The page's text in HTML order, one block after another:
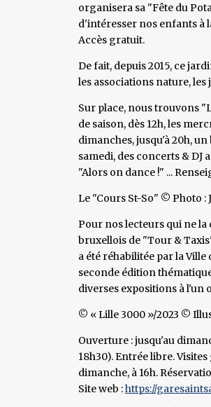
organisera sa "Fête du
d'intéresser nos enfants à
Accès gratuit.
De fait, depuis 2015, ce
les associations nature,
Sur place, nous trouvons
de saison, dès 12h, les
dimanches, jusqu'à 20h,
samedi, des concerts & DJ
"Alors on dance !" ...
Le "Cours St-So" © Photo :
Pour nos lecteurs qui ne la
bruxellois de "Tour &
a été réhabilitée par la Ville
seconde édition
diverses expositions à l'un
© « Lille 3000 »/2023 ©
Ouverture : jusqu'au
18h30). Entrée libre.
dimanche, à 16h.
Site web :https://